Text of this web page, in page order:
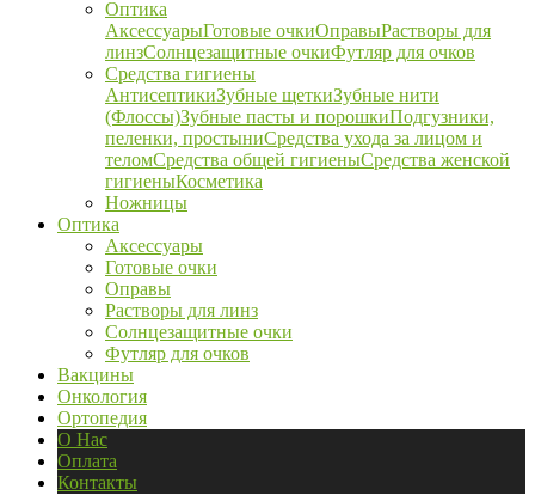
Оптика
АксессуарыГотовые очкиОправыРастворы для
линзСолнцезащитные очкиФутляр для очков
Средства гигиены
АнтисептикиЗубные щеткиЗубные нити
(Флоссы)Зубные пасты и порошкиПодгузники,
пеленки, простыниСредства ухода за лицом и
теломСредства общей гигиеныСредства женской
гигиеныКосметика
Ножницы
Оптика
Аксессуары
Готовые очки
Оправы
Растворы для линз
Солнцезащитные очки
Футляр для очков
Вакцины
Онкология
Ортопедия
О Нас
Оплата
Контакты